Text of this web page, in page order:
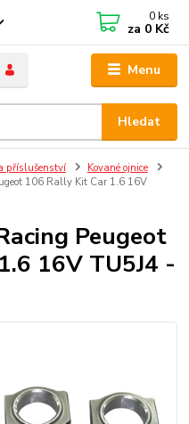
Menu
Hledat
0 ks
za 0 Kč
příslušenství
Kované ojnice
106 Rally Kit Car 1.6 16V
Peugeot
16V TU5J4 -